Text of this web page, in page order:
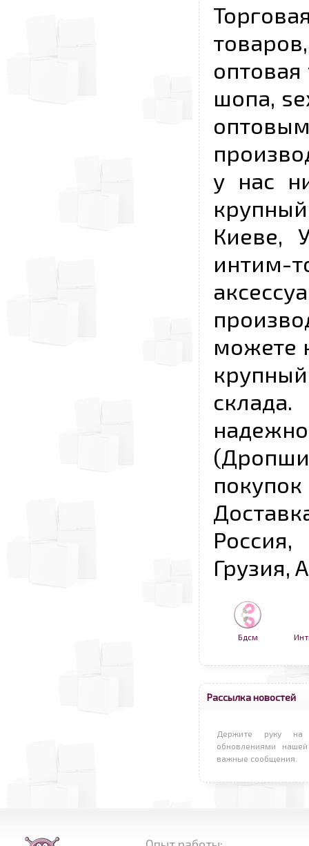
шопа,
у нас
Киеве,
можете
Грузия,
Бдсм
Рассылка новостей
Держите руку на
обновлениями
важные сообщения.